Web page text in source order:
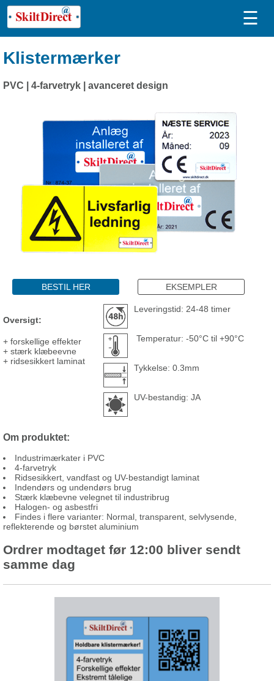
☰
Klistermærker
PVC | 4-farvetryk | avanceret design
BESTIL HER EKSEMPLER
Oversigt:
+ forskellige effekter
+ stærk klæbeevne
+ ridsesikkert laminat
Leveringstid: 24-48 timer
Temperatur: -50°C til +90°C
Tykkelse: 0.3mm
UV-bestandig: JA
Om produktet:
Industrimærkater i PVC
4-farvetryk
Ridsesikkert, vandfast og UV-bestandigt laminat
Indendørs og undendørs brug
Stærk klæbevne velegnet til industribrug
Halogen- og asbestfri
Findes i flere varianter: Normal, transparent, selvlysende,
reflekterende og børstet aluminium
Ordrer modtaget før 12:00 bliver sendt
samme dag